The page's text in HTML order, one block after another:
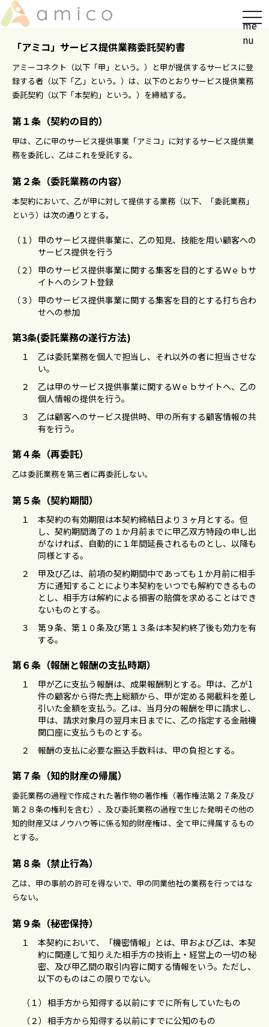
t
o
g
g
l
e
i
i
me
nu
「アミコ」サービス提供業務委託契約書
アミーコネクト（以下「甲」という。）と甲が提供するサービスに登
録する者（以下「⼄」という。）は、以下のとおりサービス提供業務
委託契約（以下「本契約」という。）を締結する。
第１条（契約の⽬的）
甲は、⼄に甲のサービス提供事業「アミコ」に対するサービス提供業
務を委託し、⼄はこれを受託する。
第２条（委託業務の内容）
本契約において、⼄が甲に対して提供する業務（以下、「委託業務」
という）は次の通りとする。
（１） 甲のサービス提供事業に、⼄の知⾒、技能を⽤い顧客への
サービス提供を⾏う
（２） 甲のサービス提供事業に関する集客を⽬的とするＷｅｂサ
イトへのシフト登録
（３） 甲のサービス提供事業に関する集客を⽬的とする打ち合わ
せへの参加
第3条(委託業務の遂行方法)
１
⼄は委託業務を個⼈で担当し、それ以外の者に担当させな
い。
２
⼄は甲のサービス提供事業に関するＷｅｂサイトへ、⼄の
個⼈情報の提供を⾏う。
３
⼄は顧客へのサービス提供時、甲の所有する顧客情報の共
有を⾏う。
第４条（再委託）
⼄は委託業務を第三者に再委託しない。
第５条（契約期間）
１
本契約の有効期限は本契約締結⽇より３ヶ⽉とする。但
し、契約期間満了の１か⽉前までに甲⼄双⽅特段の申し出
がなければ、⾃動的に１年間延⻑されるものとし、以降も
同様とする。
２
甲及び⼄は、前項の契約期間中であっても１か⽉前に相⼿
⽅に通知することにより本契約をいつでも解約できるもの
とし、相⼿⽅は解約による損害の賠償を求めることはでき
ないものとする。
３
第９条、第１０条及び第１３条は本契約終了後も効⼒を有
する。
第６条（報酬と報酬の⽀払時期）
１
甲が⼄に⽀払う報酬は、成果報酬制とする。甲は、乙が1
件の顧客から得た売上総額から、甲が定める掲載料を差し
引いた金額を支払う。⼄は、当⽉分の報酬を甲に請求し、
甲は、請求対象⽉の翌⽉末⽇までに、⼄の指定する⾦融機
関⼝座に⽀払うものとする。
２
報酬の⽀払に必要な振込⼿数料は、甲の負担とする。
第７条（知的財産の帰属）
委託業務の過程で作成された著作物の著作権（著作権法第２７条及び
第２８条の権利を含む）、及び委託業務の過程で⽣じた発明その他の
知的財産⼜はノウハウ等に係る知的財産権は、全て甲に帰属するもの
とする。
第８条（禁⽌⾏為）
⼄は、甲の事前の許可を得ないで、甲の同業他社の業務を⾏ってはな
らない。
第９条（秘密保持）
１
本契約において、「機密情報」とは、甲および⼄は、本契
約に関連して知りえた相⼿⽅の技術上・経営上の⼀切の秘
密、及び甲⼄間の取引内容に関する情報をいう。ただし、
以下のものはこの限りでない。
（１） 相⼿⽅から知得する以前にすでに所有していたもの
（２） 相⼿⽅から知得する以前にすでに公知のもの